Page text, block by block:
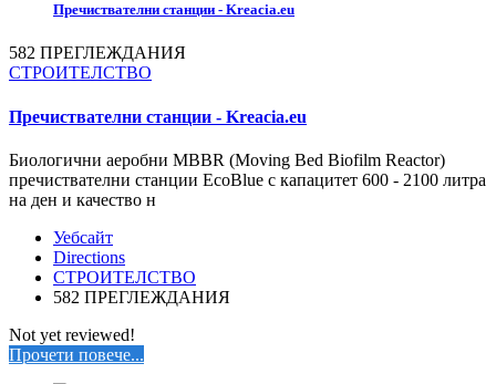
Пречиствателни станции - Kreacia.eu
582 ПРЕГЛЕЖДАНИЯ
СТРОИТЕЛСТВО
Пречиствателни станции - Kreacia.eu
Биологични аеробни MBBR (Moving Bed Biofilm Reactor)
пречиствателни станции EcoBlue с капацитет 600 - 2100 литра
на ден и качество н
Уебсайт
Directions
СТРОИТЕЛСТВО
582 ПРЕГЛЕЖДАНИЯ
Not yet reviewed!
Прочети повече...